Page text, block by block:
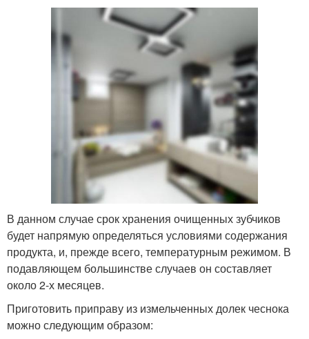
В данном случае срок хранения очищенных зубчиков
будет напрямую определяться условиями содержания
продукта, и, прежде всего, температурным режимом. В
подавляющем большинстве случаев он составляет
около 2-х месяцев.
Приготовить приправу из измельченных долек чеснока
можно следующим образом: